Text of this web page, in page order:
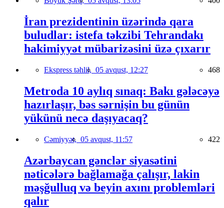
İran prezidentinin üzərində qara
buludlar: istefa təkzibi Tehrandakı
hakimiyyət mübarizəsini üzə çıxarır
Ekspress təhlil, 05 avqust, 12:27 468
Metroda 10 aylıq sınaq: Bakı gələcəyə
hazırlaşır, bəs sərnişin bu günün
yükünü necə daşıyacaq?
Cəmiyyət, 05 avqust, 11:57 422
Azərbaycan gənclər siyasətini
nəticələrə bağlamağa çalışır, lakin
məşğulluq və beyin axını problemləri
qalır